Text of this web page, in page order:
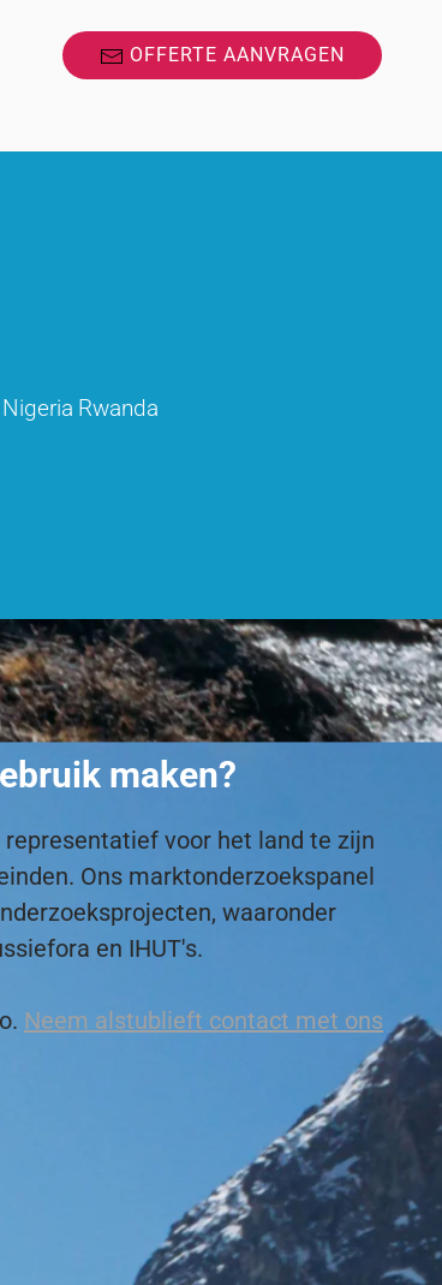
OFFERTE AANVRAGEN
Nigeria Rwanda
maken?
voor het land te zijn
Ons marktonderzoekspanel
waaronder
en IHUT's.
Neem alstublieft contact met ons